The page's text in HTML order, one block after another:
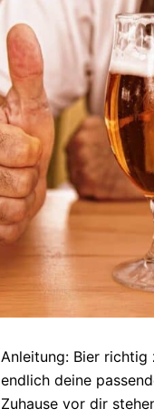
Anleitung: Bier richtig
endlich deine
Zuhause vor dir